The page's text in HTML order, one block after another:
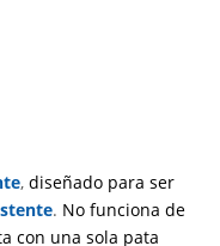
, diseñado para ser
. No funciona de
con una sola pata